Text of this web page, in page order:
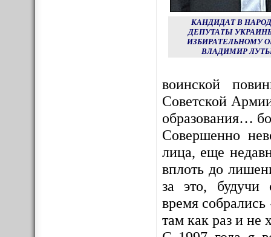
КАНДИДАТ В
ДЕПУТАТЫ
ИЗБИРАТЕЛЬНОМУ
ВЛАДИМИР
воинской
Советской
образования…
Совершенно
лица, еще
вплоть до
за это, будучи
время
там как раз и не